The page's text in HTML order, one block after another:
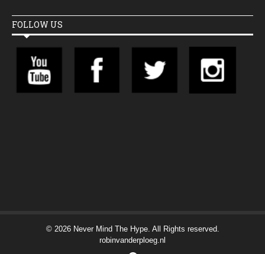
FOLLOW US
© 2026 Never Mind The Hype. All Rights reserved.
robinvanderploeg.nl